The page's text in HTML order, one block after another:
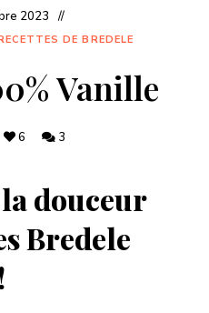
2023
DE BREDELE
Vanille
6 3
douceur
Bredele